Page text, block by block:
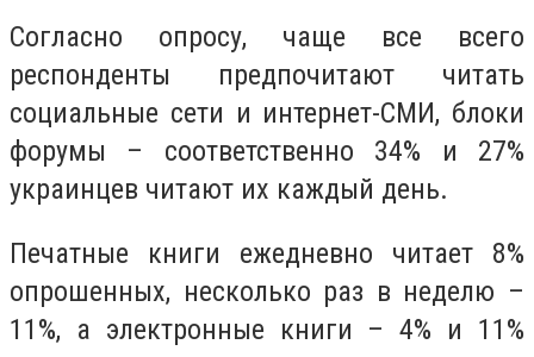
Согласно опросу, чаще все всего
респонденты предпочитают читать
социальные сети и интернет-СМИ, блоки
форумы – соответственно 34% и 27%
украинцев читают их каждый день.
Печатные книги ежедневно читает 8%
опрошенных, несколько раз в неделю –
11%, а электронные книги – 4% и 11%